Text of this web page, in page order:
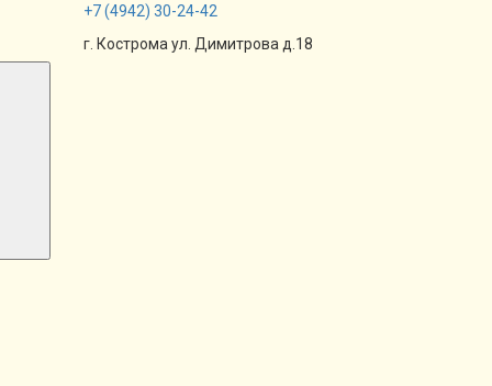
+7(4942) 30-24-42
г. Кострома ул. Димитрова д.18